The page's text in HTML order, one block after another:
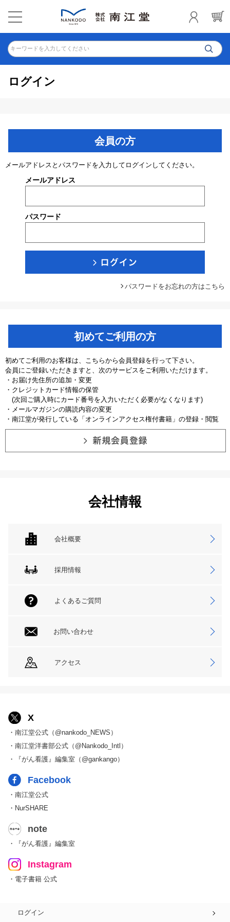
キーワードを入力してください
ログイン
会員の方
メールアドレスとパスワードを入力してログインしてください。
メールアドレス
パスワード
パスワードをお忘れの方はこちら
初めてご利用の方
初めてご利用のお客様は、こちらから会員登録を行って下さい。
会員にご登録いただきますと、次のサービスをご利用いただけます。
・お届け先住所の追加・変更
・クレジットカード情報の保管
(次回ご購入時にカード番号を入力いただく必要がなくなります)
・メールマガジンの購読内容の変更
・南江堂が発行している「オンラインアクセス権付書籍」の登録・閲覧
会社情報
会社概要
採用情報
よくあるご質問
お問い合わせ
アクセス
X
・南江堂公式（@nankodo_NEWS）
・南江堂洋書部公式（@Nankodo_Intl）
・『がん看護』編集室（@gankango）
Facebook
・南江堂公式
・NurSHARE
note
・『がん看護』編集室
Instagram
・電子書籍 公式
ログイン